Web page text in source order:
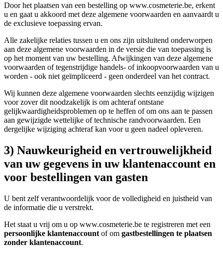
Door het plaatsen van een bestelling op www.cosmeterie.be, erkent
u en gaat u akkoord met deze algemene voorwaarden en aanvaardt u
de exclusieve toepassing ervan.
Alle zakelijke relaties tussen u en ons zijn uitsluitend onderworpen
aan deze algemene voorwaarden in de versie die van toepassing is
op het moment van uw bestelling. Afwijkingen van deze algemene
voorwaarden of tegenstrijdige handels- of inkoopvoorwaarden van u
worden - ook niet geïmpliceerd - geen onderdeel van het contract.
Wij kunnen deze algemene voorwaarden slechts eenzijdig wijzigen
voor zover dit noodzakelijk is om achteraf ontstane
gelijkwaardigheidsproblemen op te heffen of om ons aan te passen
aan gewijzigde wettelijke of technische randvoorwaarden. Een
dergelijke wijziging achteraf kan voor u geen nadeel opleveren.
3) Nauwkeurigheid en vertrouwelijkheid
van uw gegevens in uw klantenaccount en
voor bestellingen van gasten
U bent zelf verantwoordelijk voor de volledigheid en juistheid van
de informatie die u verstrekt.
Het staat u vrij om u op www.cosmeterie.be te registreren met een
persoonlijke klantenaccount of om gastbestellingen te plaatsen
zonder klantenaccount.